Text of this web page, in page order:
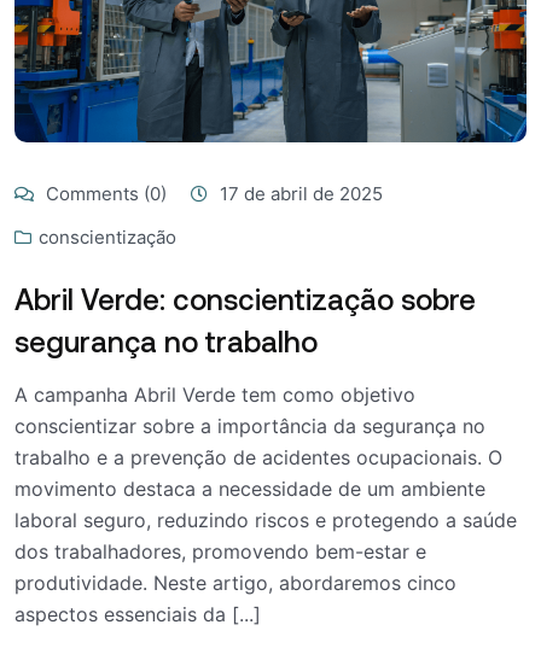
Comments (0)
17 de abril de 2025
conscientização
Abril Verde: conscientização sobre
segurança no trabalho
A campanha Abril Verde tem como objetivo
conscientizar sobre a importância da segurança no
trabalho e a prevenção de acidentes ocupacionais. O
movimento destaca a necessidade de um ambiente
laboral seguro, reduzindo riscos e protegendo a saúde
dos trabalhadores, promovendo bem-estar e
produtividade. Neste artigo, abordaremos cinco
aspectos essenciais da [...]